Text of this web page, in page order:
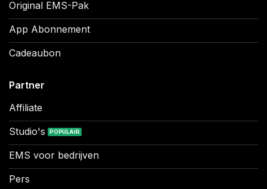
Original EMS-Pak
App Abonnement
Cadeaubon
Partner
Affiliate
Studio's
EMS voor bedrijven
Pers